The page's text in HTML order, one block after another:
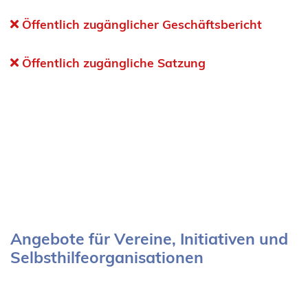
Öffentlich zugänglicher Geschäftsbericht
Öffentlich zugängliche Satzung
Angebote für Vereine, Initiativen und
Selbsthilfeorganisationen